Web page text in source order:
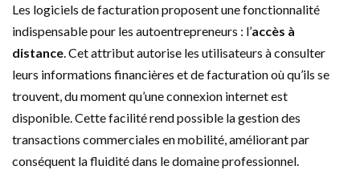
Les logiciels de facturation proposent une fonctionnalité
indispensable pour les autoentrepreneurs : l’accès à
distance . Cet attribut autorise les utilisateurs à consulter
leurs informations financières et de facturation où qu’ils se
trouvent, du moment qu’une connexion internet est
disponible. Cette facilité rend possible la gestion des
transactions commerciales en mobilité, améliorant par
conséquent la fluidité dans le domaine professionnel.